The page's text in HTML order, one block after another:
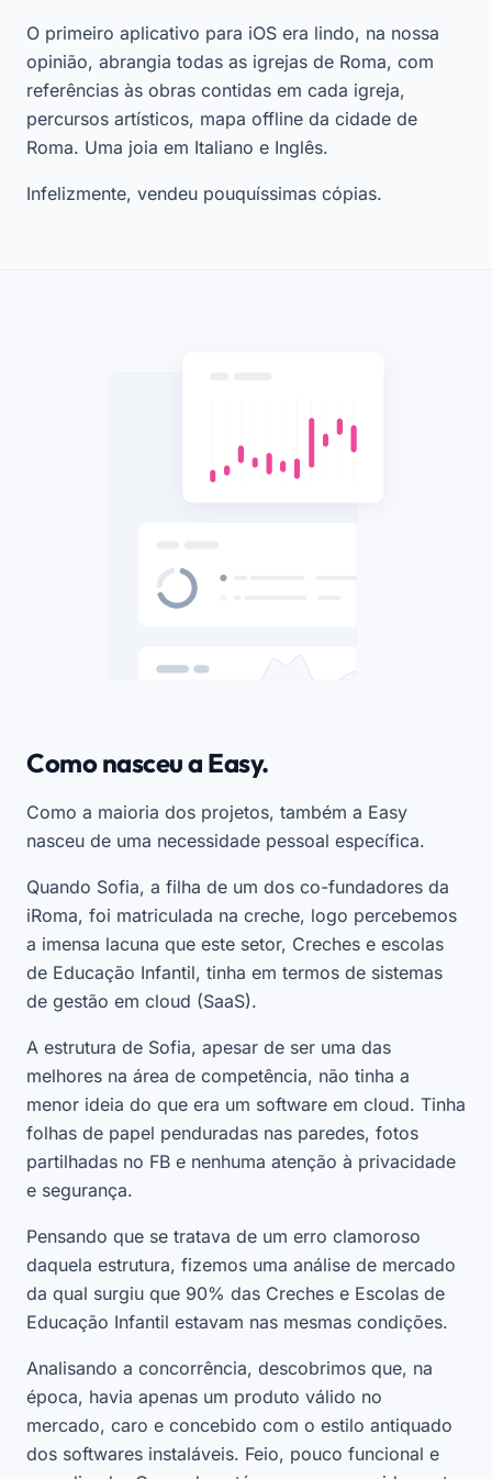
O primeiro aplicativo para iOS era lindo, na nossa
opinião, abrangia todas as igrejas de Roma, com
referências às obras contidas em cada igreja,
percursos artísticos, mapa offline da cidade de
Roma. Uma joia em Italiano e Inglês.
Infelizmente, vendeu pouquíssimas cópias.
Como nasceu a Easy.
Como a maioria dos projetos, também a Easy
nasceu de uma necessidade pessoal específica.
Quando Sofia, a filha de um dos co-fundadores da
iRoma, foi matriculada na creche, logo percebemos
a imensa lacuna que este setor, Creches e escolas
de Educação Infantil, tinha em termos de sistemas
de gestão em cloud (SaaS).
A estrutura de Sofia, apesar de ser uma das
melhores na área de competência, não tinha a
menor ideia do que era um software em cloud. Tinha
folhas de papel penduradas nas paredes, fotos
partilhadas no FB e nenhuma atenção à privacidade
e segurança.
Pensando que se tratava de um erro clamoroso
daquela estrutura, fizemos uma análise de mercado
da qual surgiu que 90% das Creches e Escolas de
Educação Infantil estavam nas mesmas condições.
Analisando a concorrência, descobrimos que, na
época, havia apenas um produto válido no
mercado, caro e concebido com o estilo antiquado
dos softwares instaláveis. Feio, pouco funcional e